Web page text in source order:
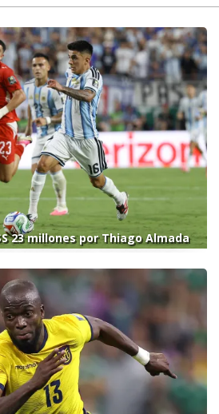
23 millones por Thiago Almada